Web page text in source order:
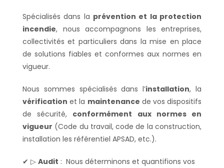
Spécialisés dans la prévention et la protection
incendie, nous accompagnons les entreprises,
collectivités et particuliers dans la mise en place
de solutions fiables et conformes aux normes en
vigueur.
Nous sommes spécialisés dans l’installation, la
vérification et la maintenance de vos dispositifs
de sécurité, conformément aux normes en
vigueur (Code du travail, code de la construction,
installation les référentiel APSAD, etc.).
✔ ▷ Audit : Nous déterminons et quantifions vos